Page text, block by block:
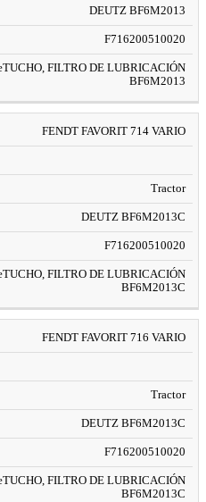
DEUTZ BF6M2013
F716200510020
FILTRO DE LUBRICACIÓN
BF6M2013
FENDT FAVORIT 714 VARIO
Tractor
DEUTZ BF6M2013C
F716200510020
FILTRO DE LUBRICACIÓN
BF6M2013C
FENDT FAVORIT 716 VARIO
Tractor
DEUTZ BF6M2013C
F716200510020
FILTRO DE LUBRICACIÓN
BF6M2013C